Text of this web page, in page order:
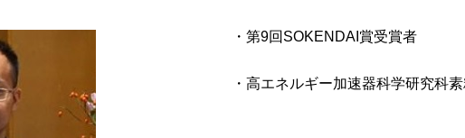
・第9回SOKENDAI賞受賞者
・高エネルギー加速器科学研究科